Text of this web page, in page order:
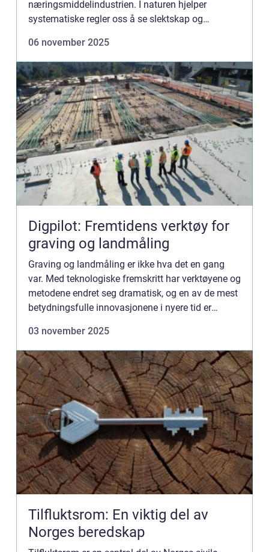
næringsmiddelindustrien. I naturen hjelper
systematiske regler oss å se slektskap og
06 november 2025
Digpilot: Fremtidens verktøy for
graving og landmåling
Graving og landmåling er ikke hva det en gang
var. Med teknologiske fremskritt har verktøyene og
metodene endret seg dramatisk, og en av de mest
betydningsfulle innovasjonene i nyere tid er
03 november 2025
Tilfluktsrom: En viktig del av
Norges beredskap